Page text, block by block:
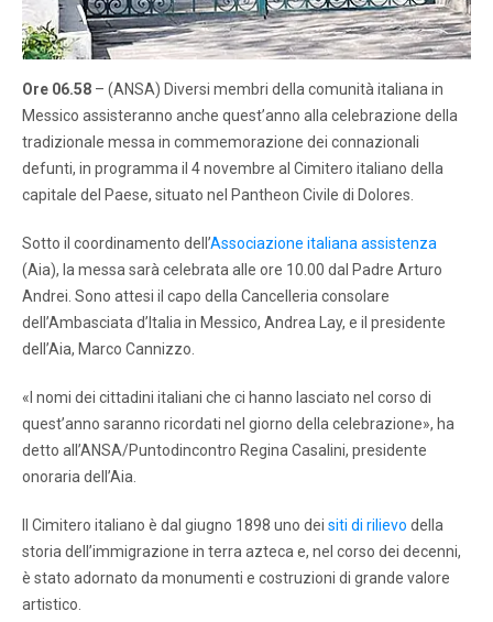
Ore 06.58 – (ANSA) Diversi membri della comunità italiana in
Messico assisteranno anche quest’anno alla celebrazione della
tradizionale messa in commemorazione dei connazionali
defunti, in programma il 4 novembre al Cimitero italiano della
capitale del Paese, situato nel Pantheon Civile di Dolores.
Sotto il coordinamento dell’Associazione italiana assistenza
(Aia), la messa sarà celebrata alle ore 10.00 dal Padre Arturo
Andrei. Sono attesi il capo della Cancelleria consolare
dell’Ambasciata d’Italia in Messico, Andrea Lay, e il presidente
dell’Aia, Marco Cannizzo.
«I nomi dei cittadini italiani che ci hanno lasciato nel corso di
quest’anno saranno ricordati nel giorno della celebrazione», ha
detto all’ANSA/Puntodincontro Regina Casalini, presidente
onoraria dell’Aia.
Il Cimitero italiano è dal giugno 1898 uno dei siti di rilievo della
storia dell’immigrazione in terra azteca e, nel corso dei decenni,
è stato adornato da monumenti e costruzioni di grande valore
artistico.